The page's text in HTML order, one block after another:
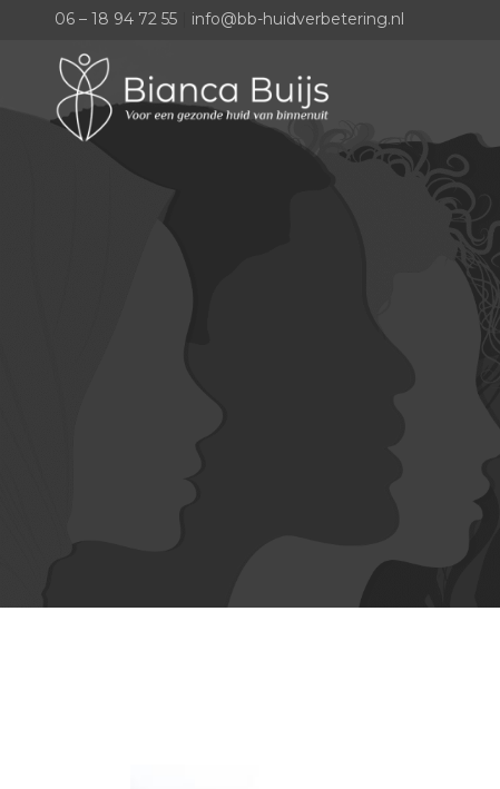
06 – 18 94 72 55| info@bb-huidverbetering.nl